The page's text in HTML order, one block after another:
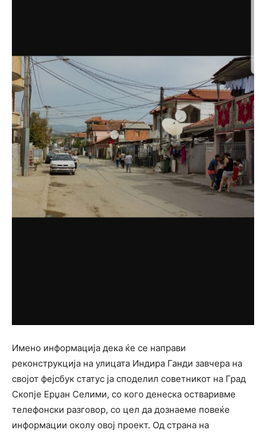
Имено информација дека ќе се направи
реконструкција на улицата Индира Ганди завчера на
својот фејсбук статус ја споделил советникот на Град
Скопје Ерџан Селими, со кого денеска остваривме
телефонски разговор, со цел да дознаеме повеќе
информации околу овој проект. Од страна на